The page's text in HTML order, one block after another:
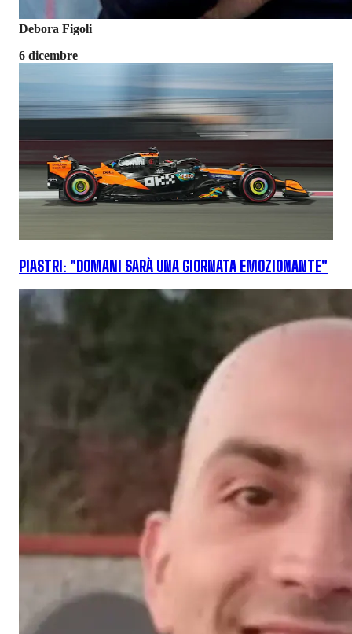
Debora Figoli
6 dicembre
PIASTRI: "DOMANI SARÀ UNA GIORNATA EMOZIONANTE"